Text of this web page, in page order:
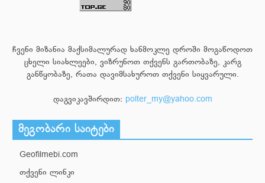
ჩვენი მიზანია მაქსიმალურად ხანმოკლე დროში მოგაწოდოთ
ცხელი სიახლეები, ვიზრუნოთ თქვენს გართობაზე, კარგ
განწყობაზე, რათა დავიმსახუროთ თქვენი სიყვარული.
დაგვიკავშირდით: polter_my@yahoo.com
მეგობარი საიტები
Geofilmebi.com
თქვენი ლინკი